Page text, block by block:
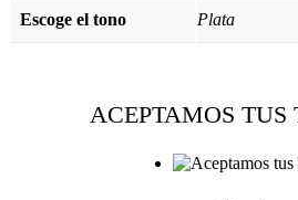
Escoge el tono Plata
ACEPTAMOS TUS